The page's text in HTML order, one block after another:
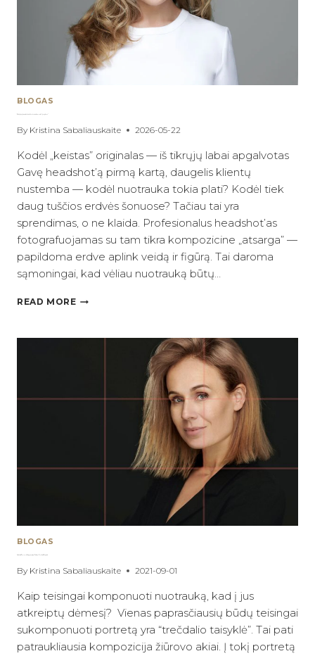
BLOGAS
By Kristina Sabaliauskaite 2026-05-22
Kodėl „keistas” originalas — iš tikrųjų labai apgalvotas
Gavę headshot’ą pirmą kartą, daugelis klientų
nustemba — kodėl nuotrauka tokia plati? Kodėl tiek
daug tuščios erdvės šonuose? Tačiau tai yra
sprendimas, o ne klaida. Profesionalus headshot’as
fotografuojamas su tam tikra kompozicine „atsarga” —
papildoma erdve aplink veidą ir figūrą. Tai daroma
sąmoningai, kad vėliau nuotrauką būtų…
READ MOREKODĖL
VISADA
BLOGAS
By Kristina Sabaliauskaite 2021-09-01
Kaip teisingai komponuoti nuotrauką, kad į jus
atkreiptų dėmesį? Vienas paprasčiausių būdų teisingai
sukomponuoti portretą yra “trečdalio taisyklė”. Tai pati
patraukliausia kompozicija žiūrovo akiai. Į tokį portretą